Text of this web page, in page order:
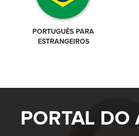
PORTUGUÊS PARA
ESTRANGEIROS
PORTAL DO